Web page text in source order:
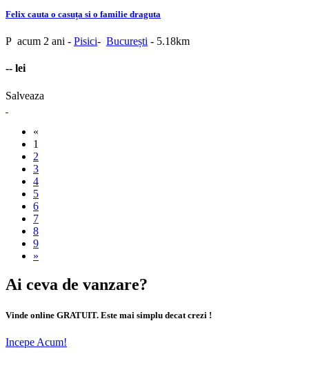
Felix cauta o casuța si o familie draguta
P acum 2 ani - Pisici- București - 5.18km
-- lei
Salveaza
«
1
2
3
4
5
6
7
8
9
»
Ai ceva de vanzare?
Vinde online GRATUIT. Este mai simplu decat crezi !
Incepe Acum!